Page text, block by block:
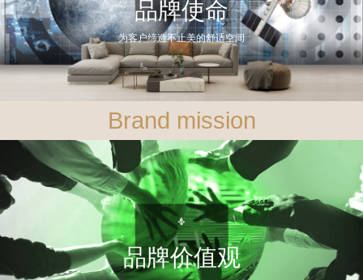
品牌使命
为客户缔造不止美的舒适空间
Brand mission
品牌价值观